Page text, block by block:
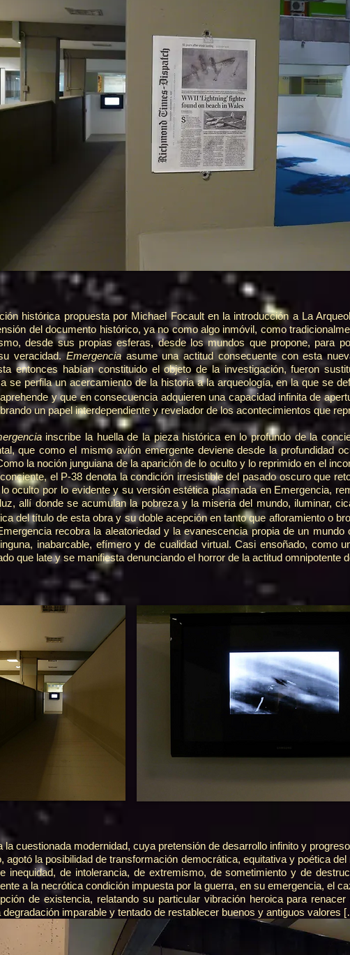
histórica propuesta por Michael Focault en la introducción a La
del documento histórico, ya no como algo inmóvil, como
desde sus propias esferas, desde los mundos que propone, para
veracidad.Emergencia asume una actitud consecuente con esta
entonces habían constituido el objeto de la investigación, fueron
se perfila un acercamiento de la historia a la arqueología, en la que se
y que en consecuencia adquieren una capacidad infinita de
un papel interdependiente y revelador de los acontecimientos que
inscribe la huella de la pieza histórica en lo profundo de la
que como el mismo avión emergente deviene desde la profundidad
la noción junguiana de la aparición de lo oculto y lo reprimido en el
el P-38 denota la condición irresistible del pasado oscuro que
oculto por lo evidente y su versión estética plasmada en Emergencia,
allí donde se acumulan la pobreza y la miseria del mundo, iluminar,
del título de esta obra y su doble acepción en tanto que afloramiento o
recobra la aleatoriedad y la evanescencia propia de un
inabarcable, efímero y de cualidad virtual. Casi ensoñado, como
que late y se manifiesta denunciando el horror de la actitud omnipotente
la cuestionada modernidad, cuya pretensión de desarrollo infinito y
agotó la posibilidad de transformación democrática, equitativa y poética
inequidad, de intolerancia, de extremismo, de sometimiento y de
a la necrótica condición impuesta por la guerra, en su emergencia, el
de existencia, relatando su particular vibración heroica para
imparable y tentado de restablecer buenos y antiguos valores